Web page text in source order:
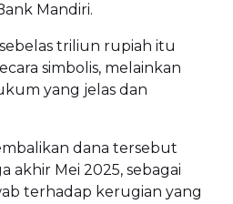
Mandiri.
triliun rupiah itu
simbolis, melainkan
yang jelas dan
dana tersebut
akhir Mei 2025, sebagai
terhadap kerugian yang